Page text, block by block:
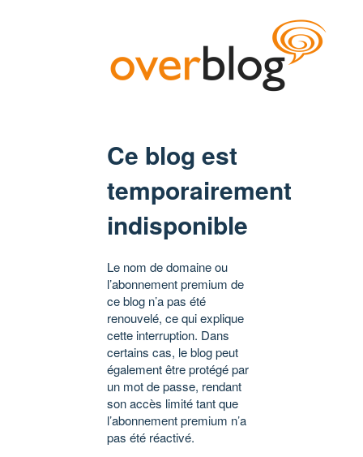
Ce blog est
temporairement
indisponible
Le nom de domaine ou
l’abonnement premium de
ce blog n’a pas été
renouvelé, ce qui explique
cette interruption. Dans
certains cas, le blog peut
également être protégé par
un mot de passe, rendant
son accès limité tant que
l’abonnement premium n’a
pas été réactivé.